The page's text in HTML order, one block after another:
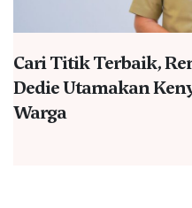
Cari Titik Terbaik,
Dedie Utamakan
Warga